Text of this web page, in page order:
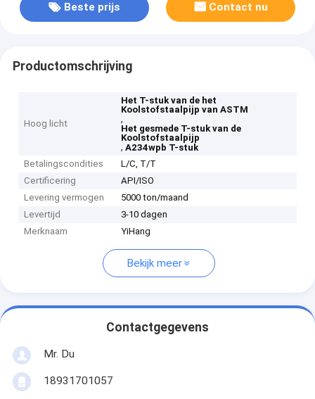
Beste prijs Contact nu
Productomschrijving
Hoog licht
Het T-stuk van de het
Koolstofstaalpijp van ASTM
,
Het gesmede T-stuk van de
Koolstofstaalpijp
,A234wpb T-stuk
Betalingscondities
L/C, T/T
Certificering
API/ISO
Levering vermogen
5000 ton/maand
Levertijd
3-10 dagen
Merknaam
YiHang
Bekijk meer
Contactgegevens
Mr. Du
18931701057